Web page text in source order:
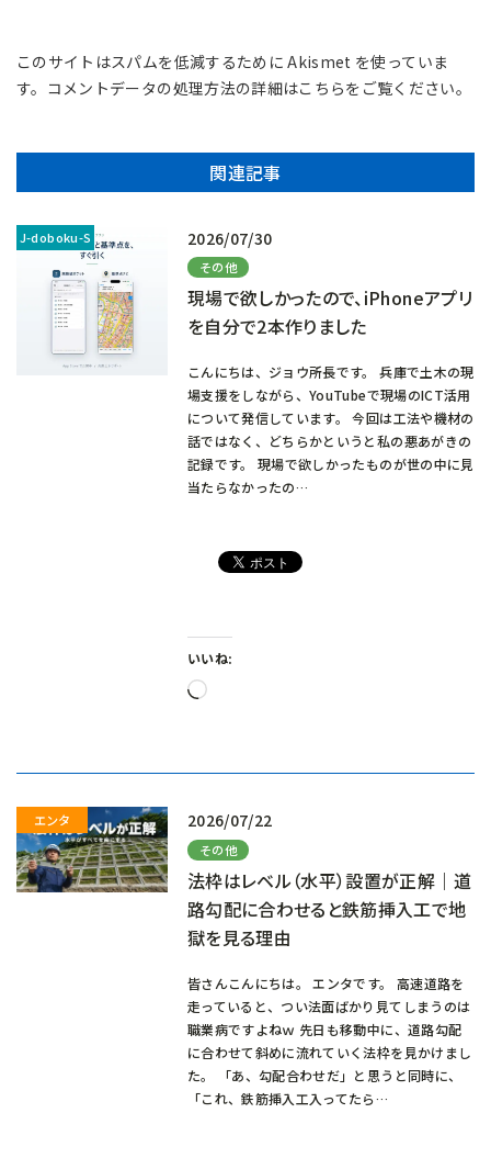
このサイトはスパムを低減するために Akismet を使っていま
す。 コメントデータの処理方法の詳細はこちらをご覧ください。
関連記事
2026/07/30
その他
現場で欲しかったので、iPhoneアプリ
を自分で2本作りました
こんにちは、ジョウ所長です。 兵庫で土木の現
場支援をしながら、YouTubeで現場のICT活用
について発信しています。 今回は工法や機材の
話ではなく、どちらかというと私の悪あがきの
記録です。 現場で欲しかったものが世の中に見
当たらなかったの…
いいね:
読
2026/07/22
その他
法枠はレベル（水平）設置が正解｜道
路勾配に合わせると鉄筋挿入工で地
獄を見る理由
皆さんこんにちは。 エンタです。 高速道路を
走っていると、つい法面ばかり見てしまうのは
職業病ですよねｗ 先日も移動中に、道路勾配
に合わせて斜めに流れていく法枠を見かけまし
た。 「あ、勾配合わせだ」と思うと同時に、
「これ、鉄筋挿入工入ってたら…